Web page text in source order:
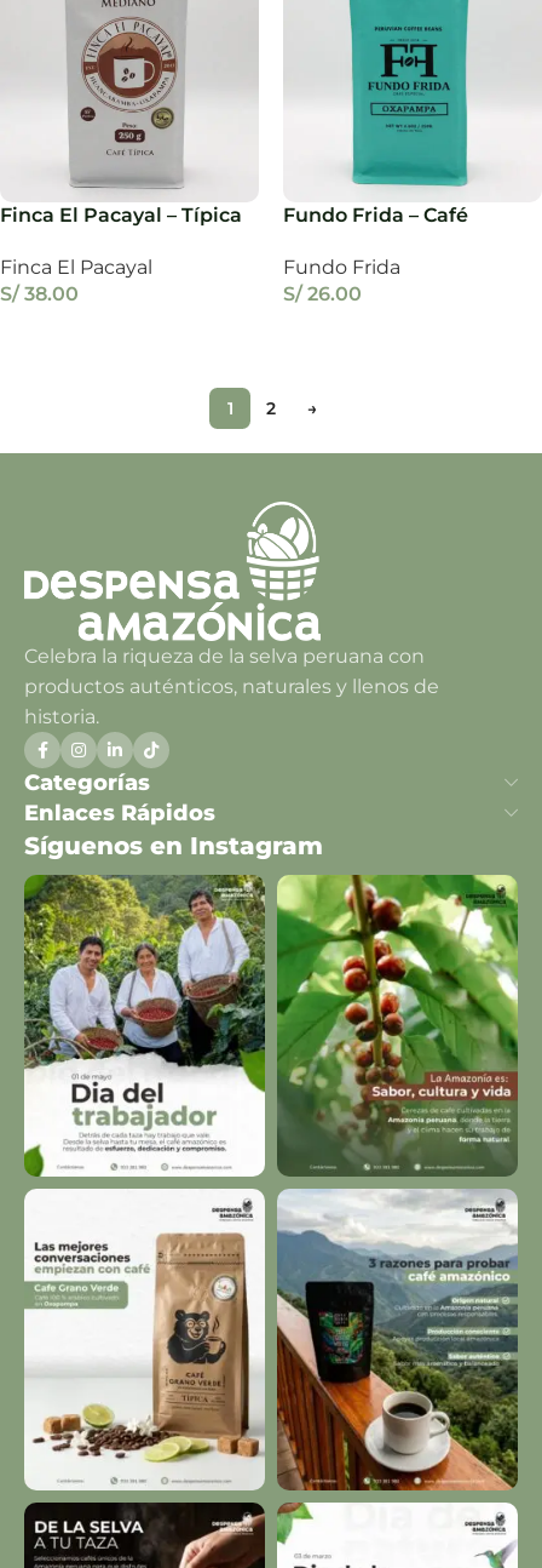
Finca El Pacayal – Típica
Finca El Pacayal
S/38.00
Fundo Frida – Café
Fundo Frida
S/26.00
1 2 →
Celebra la riqueza de la selva peruana con
productos auténticos, naturales y llenos de
historia.
Categorías
Enlaces Rápidos
Síguenos en Instagram